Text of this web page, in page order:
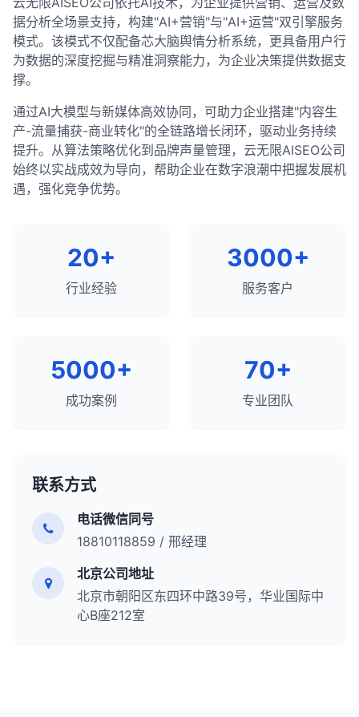
6. 实施和监控
制定详细的实施计划和时间表。
优先解决高影响的问题和机会。
建立持续优化的循环。
总结来说，分析SEO数据并制定优化策略是一个系统
性的过程，它涉及确定关键指标、收集和分析数据、
识别机会和问题、制定策略并实施。这个过程需要结
索可见度和有机流量，实现业务目标。
以及验证和监控。通过定期进行技术审计，你可以确
保网站在技术上是健康的，最大限度地提高搜索引擎
爬行和索引效率，并为良好的搜索排名奠定基础。
制定长期的链接建设策略，而非短期的链接获取。
总结来说，使用SEO工具进行外链分析是了解网站链
接概况、评估竞争 landscape、识别链接机会和监控
和排名潜力。外链分析应该是任何全面SEO策略的重
要组成部分，需要定期进行以适应不断变化的搜索环
境。
制定内容推广计划，增加内容的可见度和参与
度。
识别有效的内容推广渠道。
结合定量和定性分析。
关注用户需求和搜索意图。
定期进行内容审计和分析。
使用多种工具进行综合分析。
总结来说，使用SEO工具进行内容分析是评估内容性
能、识别优化机会、了解竞争 landscape和制定有效
任何全面SEO策略的核心组成部分，需要定期进行以
适应不断变化的用户需求和搜索环境。
优势和劣势分析：
识别竞争对手的主要优势和劣势。
评估自己网站的相对优势和劣势。
机会和威胁分析：
评估需要应对的威胁。
差异化策略：
制定差异化的SEO策略，以超越竞争对手。
找出竞争对手未充分覆盖的领域。
制定详细的实施计划和时间表。
常用的SEO竞争分析工具
内容分析工具：BuzzSumo、Clearscope、
MarketMuse。
PageSpeed Insights。
landscape、识别机会和威胁、制定差异化策略的重
要过程。通过全面分析竞争对手的关键词策略、内容
策略、链接策略、技术SEO和用户体验，你可以制定
更有效的SEO计划，提高网站的搜索可见度和有机流
量。竞争分析应该是任何全面SEO策略的重要组成部
分，需要定期进行以适应不断变化的搜索环境和竞争
据分析全场景支持，构建"AI+营销"与"AI+运营"双引擎服务
模式。该模式不仅配备芯大脑舆情分析系统，更具备用户行
为数据的深度挖掘与精准洞察能力，为企业决策提供数据支
撑。
通过AI大模型与新媒体高效协同，可助力企业搭建"内容生
产-流量捕获-商业转化"的全链路增长闭环，驱动业务持续
提升。从算法策略优化到品牌声量管理，云无限AISEO公司
始终以实战成效为导向，帮助企业在数字浪潮中把握发展机
遇，强化竞争优势。
20+
行业经验
3000+
服务客户
5000+
成功案例
70+
专业团队
联系方式
电话微信同号
18810118859 / 邢经理
北京公司地址
北京市朝阳区东四环中路39号，华业国际中
心B座212室